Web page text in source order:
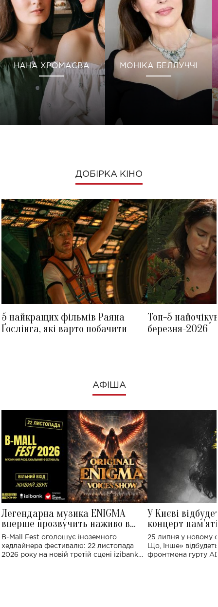
НАНА ХРОМАЄВА МОНІКА БЕЛЛУЧЧІ
ДОБІРКА КІНО
5 найкращих фільмів Раяна
Ґослінга, які варто побачити
Топ-5
березня-2026
АФІША
Легендарна музика ENIGMA
вперше прозвучить наживо в
Україні: де відбудеться концерт
B-Mall Fest оголошує іноземного
хедлайнера фестивалю: 22 листопада
2026 року на новій третій сцені izibank
У Києві
концерт
Клименка:
виконають
25 липня у новому
Що, Інше»
фронтмена гурту